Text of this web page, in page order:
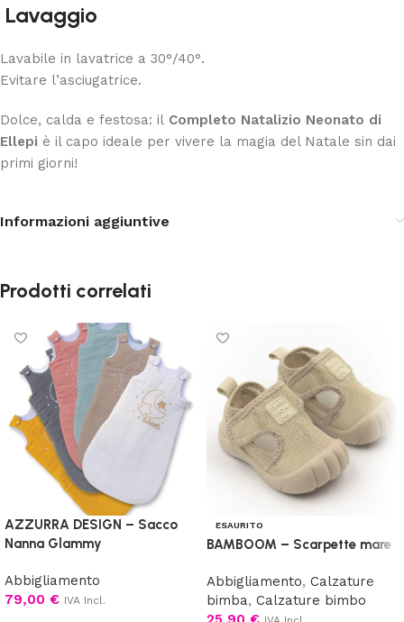
Lavaggio
Lavabile in lavatrice a 30°/40°.
Evitare l’asciugatrice.
Dolce, calda e festosa: il Completo Natalizio Neonato di
Ellepi è il capo ideale per vivere la magia del Natale sin dai
primi giorni!
Informazioni aggiuntive
Prodotti correlati
AZZURRA DESIGN – Sacco
Nanna Glammy
Abbigliamento
79,00 € IVA Incl.
ESAURITO
BAMBOOM – Scarpette mare
Abbigliamento, Calzature
bimba, Calzature bimbo